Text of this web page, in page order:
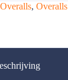
Overalls, Overalls